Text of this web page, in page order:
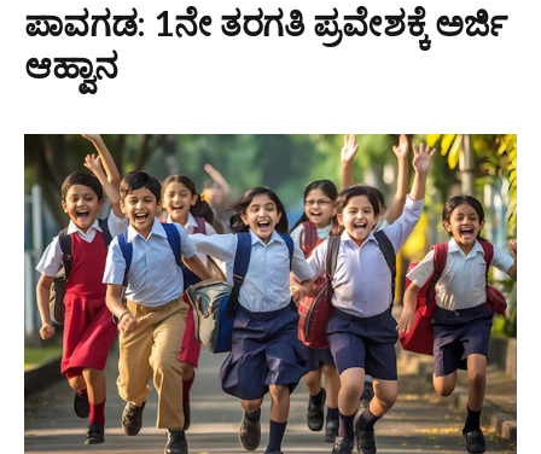
ಪಾವಗಡ: 1ನೇ ತರಗತಿ ಪ್ರವೇಶಕ್ಕೆ ಅರ್ಜಿ
ಆಹ್ವಾನ